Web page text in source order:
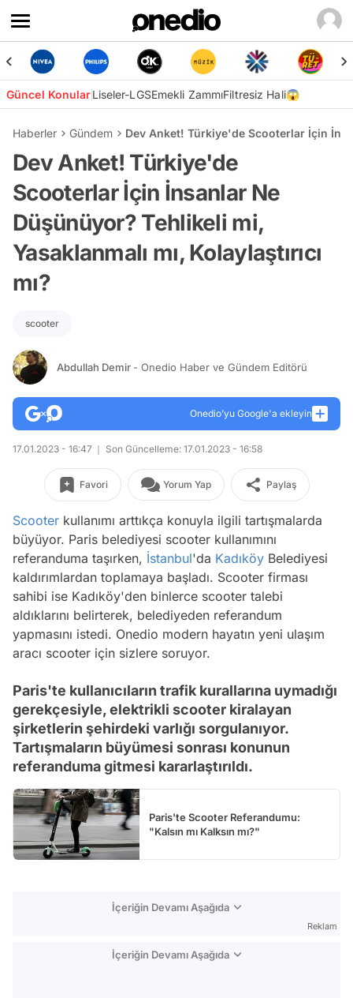
Güncel KonularLiseler-LGSEmekli ZammıFiltresiz Hali😱
Haberler Gündem Dev Anket! Türkiye'de Scooterlar İçin
Dev Anket! Türkiye'de
Scooterlar İçin İnsanlar Ne
Düşünüyor? Tehlikeli mi,
Yasaklanmalı mı, Kolaylaştırıcı
mı?
scooter
Abdullah Demir - Onedio Haber ve Gündem Editörü
Onedio’yu Google'a ekleyin
17.01.2023 - 16:47 Son Güncelleme: 17.01.2023 - 16:58
Favori Yorum Yap Paylaş
Scooter kullanımı arttıkça konuyla ilgili tartışmalarda
büyüyor. Paris belediyesi scooter kullanımını
referanduma taşırken, İstanbul'da Kadıköy Belediyesi
kaldırımlardan toplamaya başladı. Scooter firması
sahibi ise Kadıköy'den binlerce scooter talebi
aldıklarını belirterek, belediyeden referandum
yapmasını istedi. Onedio modern hayatın yeni ulaşım
aracı scooter için sizlere soruyor.
Paris'te kullanıcıların trafik kurallarına uymadığı
gerekçesiyle, elektrikli scooter kiralayan
şirketlerin şehirdeki varlığı sorgulanıyor.
Tartışmaların büyümesi sonrası konunun
referanduma gitmesi kararlaştırıldı.
Paris'te Scooter Referandumu:
"Kalsın mı Kalksın mı?"
İçeriğin Devamı Aşağıda
Reklam
İçeriğin Devamı Aşağıda